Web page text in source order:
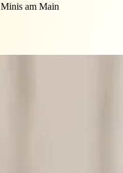
Minis am Main